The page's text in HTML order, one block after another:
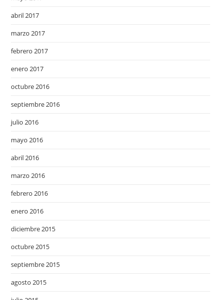
abril 2017
marzo 2017
febrero 2017
enero 2017
octubre 2016
septiembre 2016
julio 2016
mayo 2016
abril 2016
marzo 2016
febrero 2016
enero 2016
diciembre 2015
octubre 2015
septiembre 2015
agosto 2015